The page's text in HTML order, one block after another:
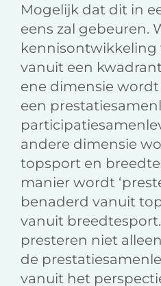
Mogelijk dat dit in
eens zal gebeuren.
kennisontwikkeling
vanuit een
ene dimensie
een
andere dimensie
topsport en
manier wordt
benaderd vanuit
vanuit
presteren niet
de
vanuit het